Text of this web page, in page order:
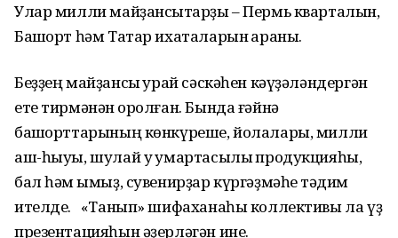
Улар милли майҙансыҡтарҙы – Пермь кварталын,
Башҡорт һәм Татар ихаталарын ҡараны.
Беҙҙең майҙансыҡ ҡурай сәскәһен кәүҙәләндергән
ете тирмәнән ҡоролған. Бында ғәйнә
башҡорттарының көнкүреше, йолалары, милли
аш-һыуы, шулай уҡ умартасылыҡ продукцияһы,
бал һәм ҡымыҙ, сувенирҙар күргәҙмәһе тәҡдим
ителде. «Танып» шифаханаһы коллективы ла үҙ
презентацияһын әҙерләгән ине.